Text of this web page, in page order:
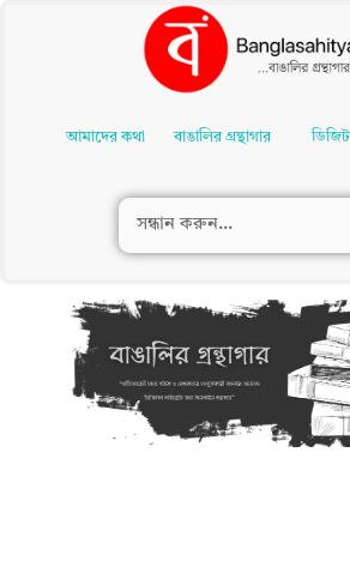
Contentআমাদের কথা বাঙালির গ্রন্থাগার